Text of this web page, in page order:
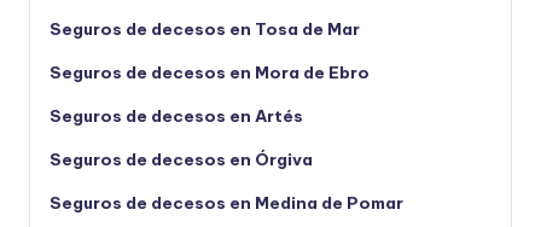
Seguros de decesos en Tosa de Mar
Seguros de decesos en Mora de Ebro
Seguros de decesos en Artés
Seguros de decesos en Órgiva
Seguros de decesos en Medina de Pomar